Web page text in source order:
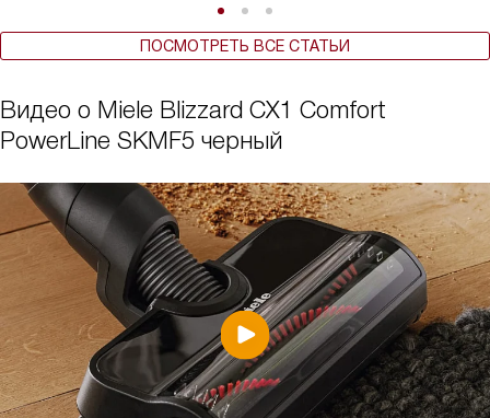
ПОСМОТРЕТЬ ВСЕ СТАТЬИ
Видео о Miele Blizzard CX1 Comfort
PowerLine SKMF5 черный